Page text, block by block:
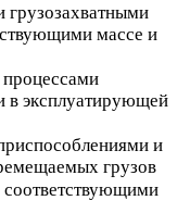
массе и
процессами
в эксплуатирующей
и
грузов